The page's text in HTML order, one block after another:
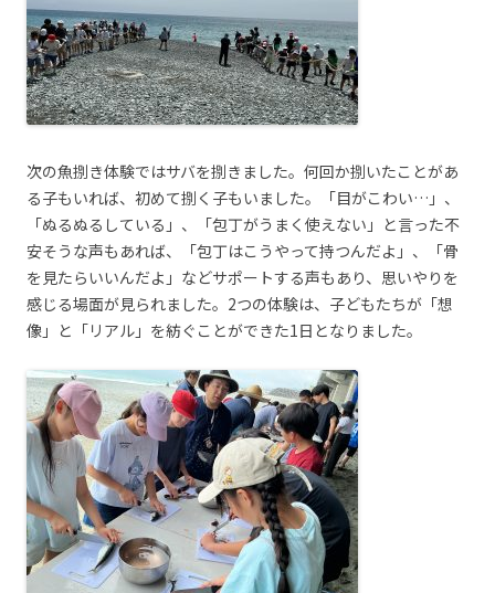
次の魚捌き体験ではサバを捌きました。何回か捌いたことがあ
る子もいれば、初めて捌く子もいました。「目がこわい…」、
「ぬるぬるしている」、「包丁がうまく使えない」と言った不
安そうな声もあれば、「包丁はこうやって持つんだよ」、「骨
を見たらいいんだよ」などサポートする声もあり、思いやりを
感じる場面が見られました。2つの体験は、子どもたちが「想
像」と「リアル」を紡ぐことができた1日となりました。